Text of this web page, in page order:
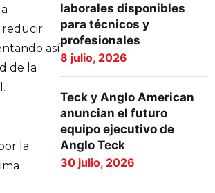
reducir
así
de la
la
laborales disponibles
para técnicos y
profesionales
8 julio, 2026
Teck y Anglo American
anuncian el futuro
equipo ejecutivo de
Anglo Teck
30 julio, 2026